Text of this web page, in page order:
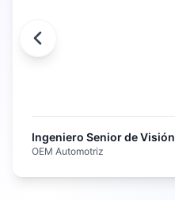
Ingeniero Senior de Visión
OEM Automotriz